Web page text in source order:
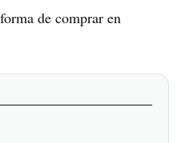
de comprar en